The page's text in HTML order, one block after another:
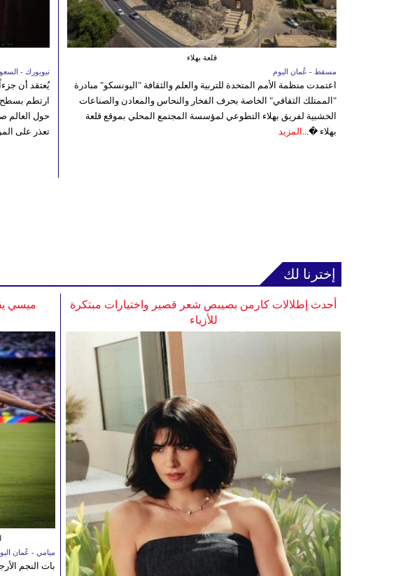
نيويورك -
ارتطم بسطح
حول العالم
تعذر على
قلعة بهلاء
مسقط - عُمان اليوم
اعتمدت منظمة الأمم المتحدة للتربية والعلم والثقافة "اليونسكو" مبادرة
"الممتلك الثقافي" الخاصة بحرف الفخار والنحاس والمعادن والصناعات
الخشبية لفريق بهلاء التطوعي لمؤسسة المجتمع المحلي بموقع قلعة
بهلاء �... المزيد
إخترنا لك
ميسي
ميامي - عُمان
بات النجم
أحدث إطلالات كارمن بصيبص شعر قصير واختيارات مبتكرة
للأزياء